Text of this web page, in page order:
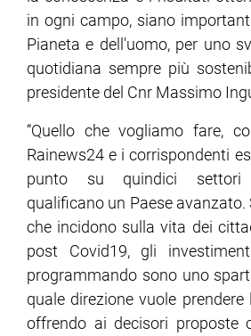
in ogni campo, siano
Pianeta e dell'uomo, per uno
quotidiana sempre più
presidente del Cnr Massimo
“Quello che vogliamo fare,
Rainews24 e i corrispondenti
punto su quindici settori
qualificano un Paese
che incidono sulla vita dei
post Covid19, gli
programmando sono uno
quale direzione vuole
offrendo ai decisori proposte